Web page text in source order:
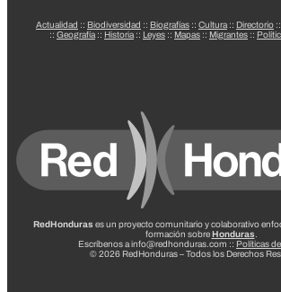
Actualidad :: Biodiversidad :: Biografías :: Cultura :: Directorio ::
:: Geografía :: Historia :: Leyes :: Mapas :: Migrantes ::
RedHonduras es un proyecto comunitario y colaborativo
formación sobreHonduras
Escríbenos a info@redhonduras.com :: Políticas
© 2026 RedHonduras – Todos los Derechos